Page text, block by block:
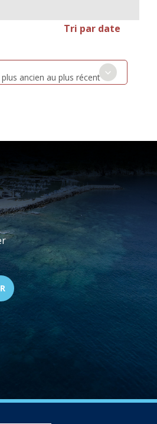
Tri par date
ancien au plus récent